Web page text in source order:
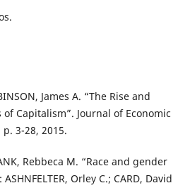
James A. “The Rise and
Capitalism”. Journal of Economic
3-28, 2015.
Rebbeca M. “Race and gender
Orley C.; CARD, David